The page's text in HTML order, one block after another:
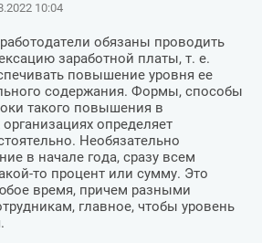
10:04
обязаны проводить
заработной платы, т. е.
повышение уровня ее
содержания. Формы, способы
такого повышения в
определяет
Необязательно
в начале года, сразу всем
то процент или сумму. Это
время, причем разными
главное, чтобы уровень